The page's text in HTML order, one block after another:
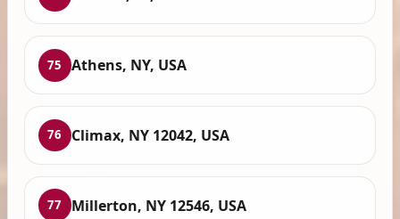
75 Athens, NY, USA
76 Climax, NY 12042, USA
77 Millerton, NY 12546, USA